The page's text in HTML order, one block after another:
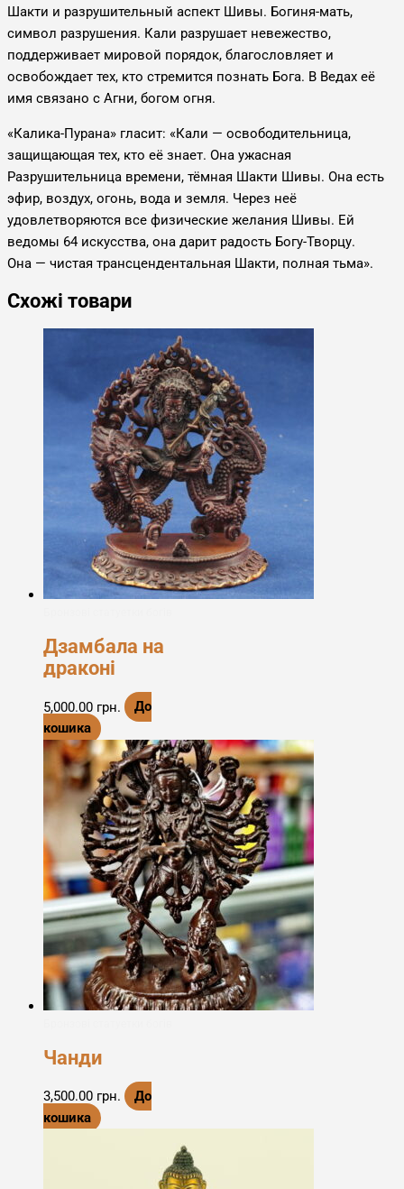
Шакти и разрушительный аспект Шивы. Богиня-мать,
символ разрушения. Кали разрушает невежество,
поддерживает мировой порядок, благословляет и
освобождает тех, кто стремится познать Бога. В Ведах её
имя связано с Агни, богом огня.
«Калика-Пурана» гласит: «Кали — освободительница,
защищающая тех, кто её знает. Она ужасная
Разрушительница времени, тёмная Шакти Шивы. Она есть
эфир, воздух, огонь, вода и земля. Через неё
удовлетворяются все физические желания Шивы. Ей
ведомы 64 искусства, она дарит радость Богу-Творцу.
Она — чистая трансцендентальная Шакти, полная тьма».
Схожі товари
Дзамбала на
драконі
5,000.00 грн.
До
кошика
Чанди
3,500.00 грн.
До
кошика